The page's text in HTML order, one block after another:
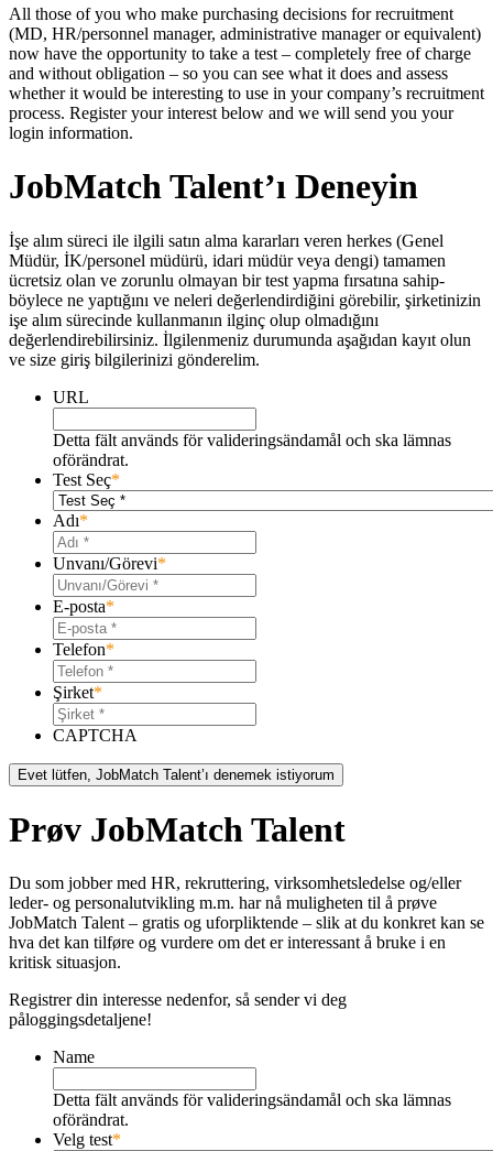
All those of you who make purchasing decisions for recruitment
(MD, HR/personnel manager, administrative manager or equivalent)
now have the opportunity to take a test – completely free of charge
and without obligation – so you can see what it does and assess
whether it would be interesting to use in your company’s recruitment
process. Register your interest below and we will send you your
login information.
JobMatch Talent’ı Deneyin
İşe alım süreci ile ilgili satın alma kararları veren herkes (Genel
Müdür, İK/personel müdürü, idari müdür veya dengi) tamamen
ücretsiz olan ve zorunlu olmayan bir test yapma fırsatına sahip-
böylece ne yaptığını ve neleri değerlendirdiğini görebilir, şirketinizin
işe alım sürecinde kullanmanın ilginç olup olmadığını
değerlendirebilirsiniz. İlgilenmeniz durumunda aşağıdan kayıt olun
ve size giriş bilgilerinizi gönderelim.
URL
Detta fält används för valideringsändamål och ska lämnas
oförändrat.
Test Seç*
Adı*
Unvanı/Görevi*
E-posta*
Telefon*
Şirket*
CAPTCHA
Prøv JobMatch Talent
Du som jobber med HR, rekruttering, virksomhetsledelse og/eller
leder- og personalutvikling m.m. har nå muligheten til å prøve
JobMatch Talent – ​​gratis og uforpliktende – slik at du konkret kan se
hva det kan tilføre og vurdere om det er interessant å bruke i en
kritisk situasjon.
Registrer din interesse nedenfor, så sender vi deg
påloggingsdetaljene!
Name
Detta fält används för valideringsändamål och ska lämnas
oförändrat.
Velg test*